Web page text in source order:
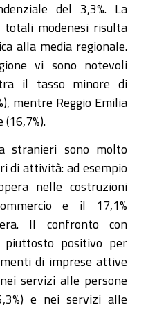
del 3,3%. La
totali modenesi risulta
alla media regionale.
vi sono notevoli
il tasso minore di
mentre Reggio Emilia
stranieri sono molto
di attività: ad esempio
nelle costruzioni
e il 17,1%
Il confronto con
piuttosto positivo per
di imprese attive
servizi alle persone
e nei servizi alle